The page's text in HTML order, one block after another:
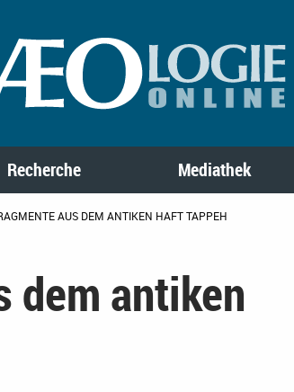
Recherche Mediathek
AUS DEM ANTIKEN HAFT TAPPEH
dem antiken